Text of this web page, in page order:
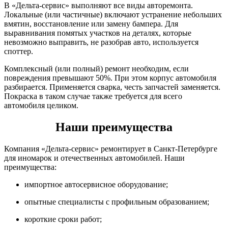
В «Дельта-сервис» выполняют все виды авторемонта.
Локальные (или частичные) включают устранение небольших
вмятин, восстановление или замену бампера. Для
выравнивания помятых участков на деталях, которые
невозможно выправить, не разобрав авто, используется
споттер.
Комплексный (или полный) ремонт необходим, если
повреждения превышают 50%. При этом корпус автомобиля
разбирается. Применяется сварка, честь запчастей заменяется.
Покраска в таком случае также требуется для всего
автомобиля целиком.
Наши преимущества
Компания «Дельта-сервис» ремонтирует в Санкт-Петербурге
для иномарок и отечественных автомобилей. Наши
преимущества:
импортное автосервисное оборудование;
опытные специалисты с профильным образованием;
короткие сроки работ;